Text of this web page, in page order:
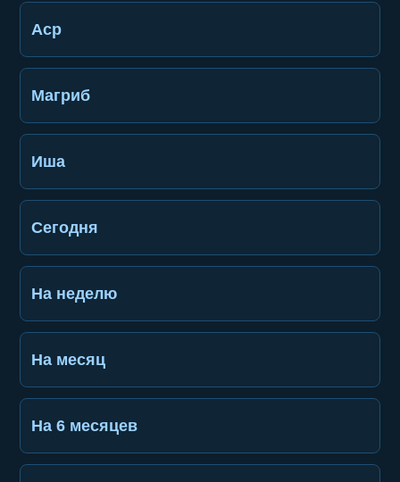
Аср
Магриб
Иша
Сегодня
На неделю
На месяц
На 6 месяцев